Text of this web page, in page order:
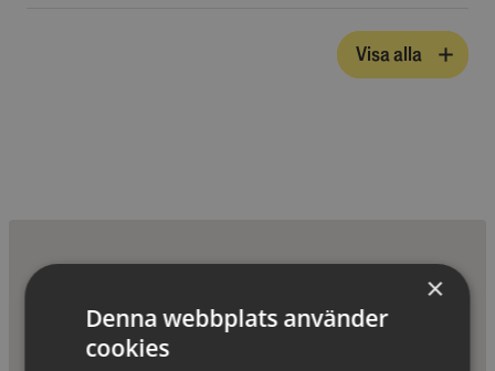
Visa alla
×
Denna webbplats använder
cookies